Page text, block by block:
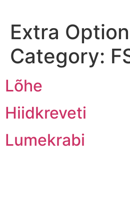
Extra Option
Category:
Lõhe
Hiidkreveti
Lumekrabi